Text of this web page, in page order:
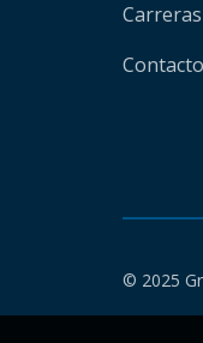
Contacto
© 2025